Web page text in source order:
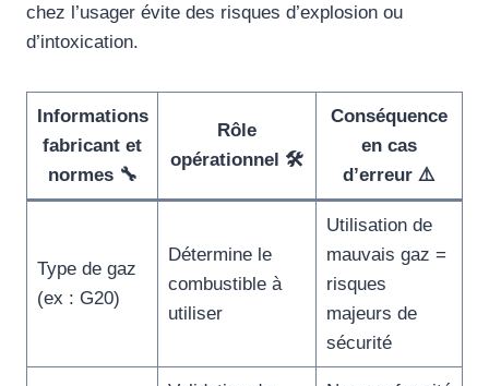
chez l’usager évite des risques d’explosion ou
d’intoxication.
Informations
fabricant et
normes 🔧
Rôle
opérationnel 🛠️
Conséquence
en cas
d’erreur ⚠️
Type de gaz
(ex : G20)
Détermine le
combustible à
utiliser
Utilisation de
mauvais gaz =
risques
majeurs de
sécurité